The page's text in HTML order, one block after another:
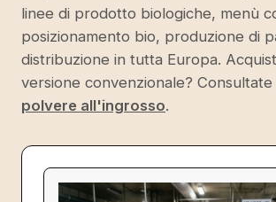
linee di prodotto biologiche, menù
posizionamento bio, produzione di
distribuzione in tutta Europa.
versione convenzionale? Consultate
polvere all'ingrosso.